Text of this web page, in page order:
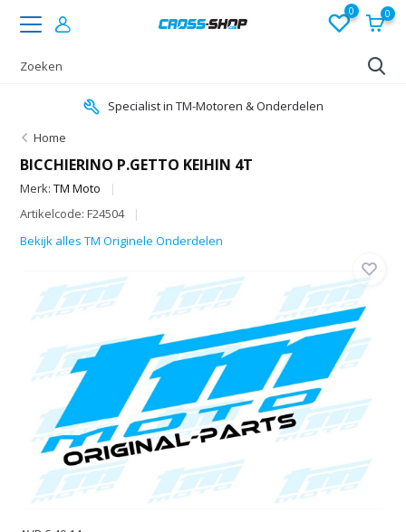
0 0
Specialist in TM-Motoren & Onderdelen
Home
BICCHIERINO P.GETTO KEIHIN 4T
Merk:TM Moto
Artikelcode: F24504
Bekijk alles TM Originele Onderdelen